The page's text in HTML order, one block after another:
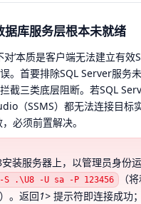
据库服务层根本未就绪
对’本质是客户端无法建立有效
。首要排除SQL Server服务
截三类底层阻断。若SQL
（SSMS）都无法连接目标
必须前置解决。
装服务器上，以管理员身份运
S .\U8 -U sa -P 123456
（
。返回1> 提示符即连接成功